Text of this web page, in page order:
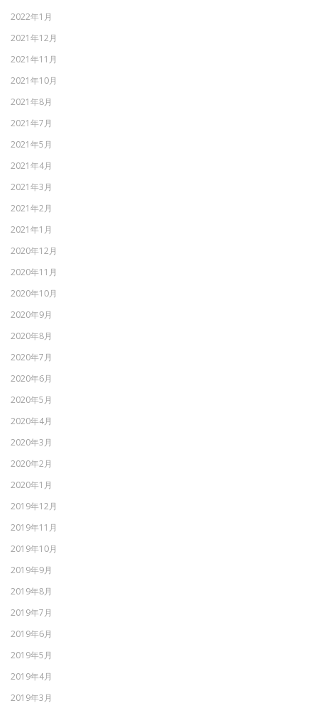
2022年1月
2021年12月
2021年11月
2021年10月
2021年8月
2021年7月
2021年5月
2021年4月
2021年3月
2021年2月
2021年1月
2020年12月
2020年11月
2020年10月
2020年9月
2020年8月
2020年7月
2020年6月
2020年5月
2020年4月
2020年3月
2020年2月
2020年1月
2019年12月
2019年11月
2019年10月
2019年9月
2019年8月
2019年7月
2019年6月
2019年5月
2019年4月
2019年3月